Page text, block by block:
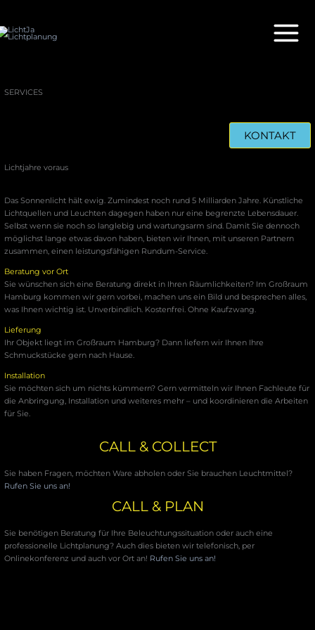
springen
SERVICES
KONTAKT
Lichtjahre voraus
Das Sonnenlicht hält ewig. Zumindest noch rund 5 Milliarden Jahre. Künstliche
Lichtquellen und Leuchten dagegen haben nur eine begrenzte Lebensdauer.
Selbst wenn sie noch so langlebig und wartungsarm sind. Damit Sie dennoch
möglichst lange etwas davon haben, bieten wir Ihnen, mit unseren Partnern
zusammen, einen leistungsfähigen Rundum-Service.
Beratung vor Ort
Sie wünschen sich eine Beratung direkt in Ihren Räumlichkeiten? Im Großraum
Hamburg kommen wir gern vorbei, machen uns ein Bild und besprechen alles,
was Ihnen wichtig ist. Unverbindlich. Kostenfrei. Ohne Kaufzwang.
Lieferung
Ihr Objekt liegt im Großraum Hamburg? Dann liefern wir Ihnen Ihre
Schmuckstücke gern nach Hause.
Installation
Sie möchten sich um nichts kümmern? Gern vermitteln wir Ihnen Fachleute für
die Anbringung, Installation und weiteres mehr – und koordinieren die Arbeiten
für Sie.
CALL & COLLECT
Sie haben Fragen, möchten Ware abholen oder Sie brauchen Leuchtmittel?
Rufen Sie uns an!
CALL & PLAN
Sie benötigen Beratung für Ihre Beleuchtungssituation oder auch eine
professionelle Lichtplanung? Auch dies bieten wir telefonisch, per
Onlinekonferenz und auch vor Ort an! Rufen Sie uns an!